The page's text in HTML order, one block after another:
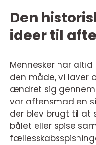
Den
ideer til
Mennesker har
den måde, vi laver
ændret sig
var aftensmad en
der blev brugt til at
bålet eller spise